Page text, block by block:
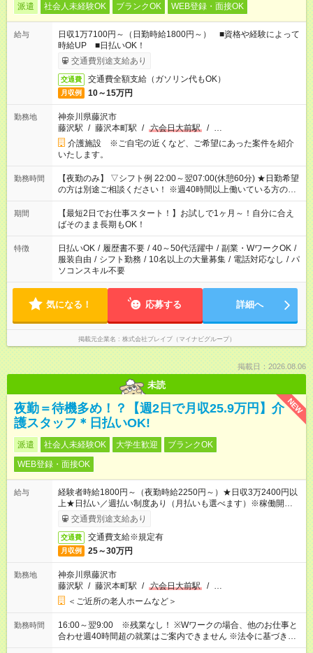
派遣 社会人未経験OK ブランクOK WEB登録・面接OK
給与
日収1万7100円～（日勤時給1800円～） ■資格や経験によって
時給UP ■日払いOK！
交通費別途支給あり
交通費 交通費全額支給（ガソリン代もOK）
月収例 10～15万円
勤務地
神奈川県藤沢市
藤沢駅 / 藤沢本町駅 / 六会日大前駅 / …
介護施設 ※ご自宅の近くなど、ご希望にあった案件を紹介
いたします。
勤務時間
【夜勤のみ】 ▽シフト例 22:00～翌07:00(休憩60分) ★日勤希望
の方は別途ご相談ください！ ※週40時間以上働いている方のW
ワークはNG
期間
【最短2日でお仕事スタート！】お試しで1ヶ月～！自分に合え
ばそのまま長期もOK！
特徴 日払いOK / 履歴書不要 / 40～50代活躍中 / 副業・WワークOK /
服装自由 / シフト勤務 / 10名以上の大量募集 / 電話対応なし / パ
ソコンスキル不要
気になる！ 応募する 詳細へ
掲載元企業名 株式会社ブレイブ（マイナビグループ）
掲載日：2026.08.06
未読
NEW
夜勤＝待機多め！？【週2日で月収25.9万円】介
護スタッフ＊日払いOK!
派遣 社会人未経験OK 大学生歓迎
ブランクOK
WEB登録・面接OK
給与
経験者時給1800円～（夜勤時給2250円～）★日収3万2400円以
上★日払い／週払い制度あり（月払いも選べます）※稼働開始時
は手続き完了次第のお支払いとなります。
交通費別途支給あり
交通費 交通費支給※規定有
月収例 25～30万円
勤務地
神奈川県藤沢市
藤沢駅 / 藤沢本町駅 / 六会日大前駅 / …
＜ご近所の老人ホームなど＞
勤務時間
16:00～翌9:00 ※残業なし！ ※Wワークの場合、他のお仕事と
合わせ週40時間超の就業はご案内できません ※法令に基づき、
週20時間以上勤務は社会保険への加入対象となります ※労働者